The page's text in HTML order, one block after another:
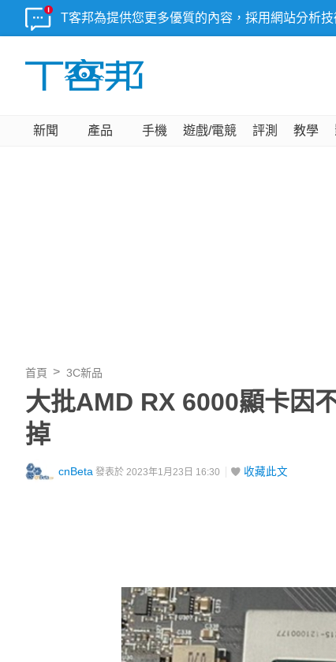
T客邦為提供您更多優質的內容，採用網站分析
新聞 產品 手機 遊戲/電競 評測 教學
首頁 3C新品
大批AMD RX 6000顯卡因
掉
cnBeta 發表於 2023年1月23日 16:30 收藏此文